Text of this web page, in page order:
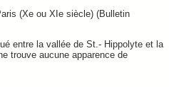
(Xe ou XIe siècle) (Bulletin
entre la vallée de St.- Hippolyte et la
trouve aucune apparence de